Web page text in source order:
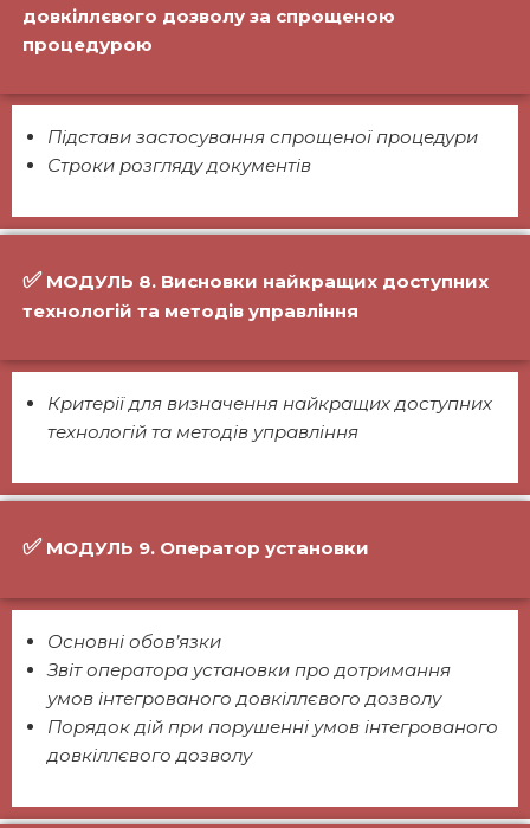
довкіллєвого дозволу за спрощеною
процедурою
Підстави застосування спрощеної процедури
Строки розгляду документів
✅МОДУЛЬ 8. Висновки найкращих доступних
технологій та методів управління
Критерії для визначення найкращих доступних
технологій та методів управління
✅МОДУЛЬ 9. Оператор установки
Основні обов’язки
Звіт оператора установки про дотримання
умов інтегрованого довкіллєвого дозволу
Порядок дій при порушенні умов інтегрованого
довкіллєвого дозволу